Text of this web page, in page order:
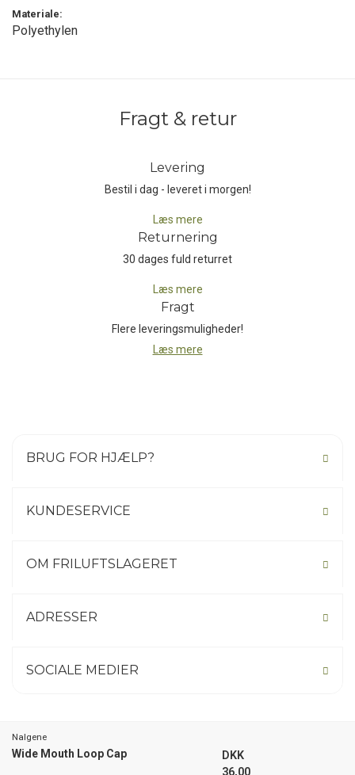
Nalgene
Wide Mouth Loop Cap
DKK
36,00
Materiale:
Polyethylen
Fragt & retur
Levering
Bestil i dag - leveret i morgen!
Læs mere
Returnering
30 dages fuld returret
Læs mere
Fragt
Flere leveringsmuligheder!
Læs mere
BRUG FOR HJÆLP?
KUNDESERVICE
OM FRILUFTSLAGERET
ADRESSER
SOCIALE MEDIER
Not your country? Click here.